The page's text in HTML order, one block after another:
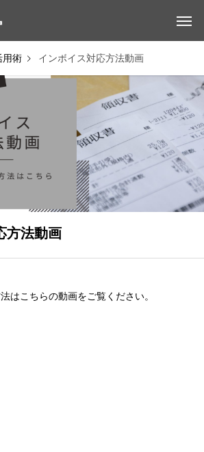
術 インボイス対応方法動画
方法動画
はこちらの動画をご覧ください。